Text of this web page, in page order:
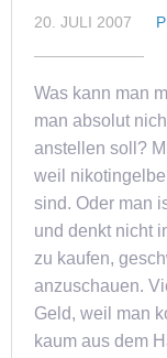
20. JULI 2007
Was kann man
man absolut
anstellen soll?
weil
sind. Oder man
und denkt nicht
zu kaufen,
anzuschauen.
Geld, weil man
kaum aus dem